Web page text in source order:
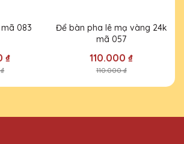
Lê QTG và lần nào cũng hài lòng
Tuyết
083
₫
Để bàn pha lê mạ vàng 24k
mã 057
110.000 ₫
110.000 ₫